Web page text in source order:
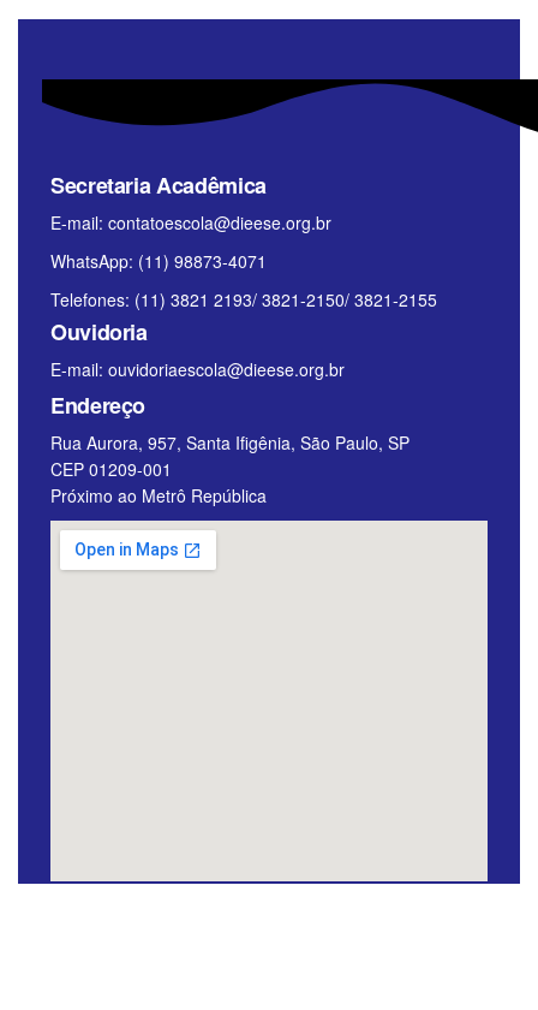
Secretaria Acadêmica
E-mail: contatoescola@dieese.org.br
WhatsApp: (11) 98873-4071
Telefones: (11) 3821 2193/ 3821-2150/ 3821-2155
Ouvidoria
E-mail: ouvidoriaescola@dieese.org.br
Endereço
Rua Aurora, 957, Santa Ifigênia, São Paulo, SP
CEP 01209-001
Próximo ao Metrô República